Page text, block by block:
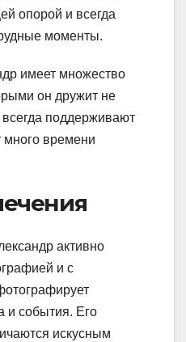
опорой и всегда
моменты.
имеет множество
он дружит не
поддерживают
много времени
активно
и с
и события. Его
искусным